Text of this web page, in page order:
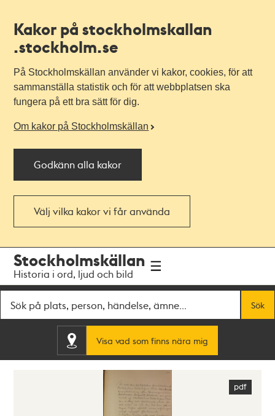
Kakor på stockholmskallan
.stockholm.se
På Stockholmskällan använder vi kakor, cookies, för att
sammanställa statistik och för att webbplatsen ska
fungera på ett bra sätt för dig.
Om kakor på Stockholmskällan
Godkänn alla kakor
Välj vilka kakor vi får använda
navigationen
huvudinnehållet
Stockholmskällan
Historia i ord, ljud och bild
Sök
Visa vad som finns nära mig